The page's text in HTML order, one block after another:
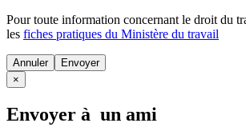
Pour toute information concernant le droit du
les fiches pratiques du Ministère du travail
Annuler
×
Envoyer à un ami